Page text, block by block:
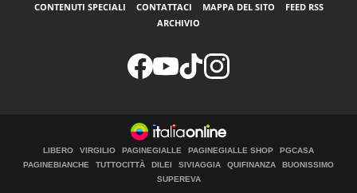
CONTENUTI SPECIALI CONTATTACI MAPPA DEL SITO
FEED RSS
ARCHIVIO
LIBERO VIRGILIO PAGINEGIALLE PAGINEGIALLE SHOP
PGCASA
PAGINEBIANCHE
TUTTOCITTÀ DILEI SIVIAGGIA QUIFINANZA
BUONISSIMO
SUPEREVA